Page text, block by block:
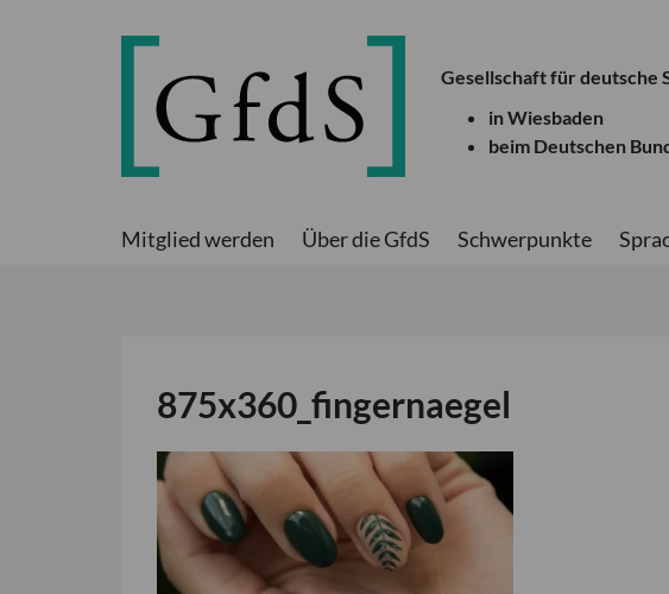
Gesellschaft für deutsche
in Wiesbaden
beim Deutschen
Mitglied werden Über die GfdS Schwerpunkte
875x360_fingernaegel